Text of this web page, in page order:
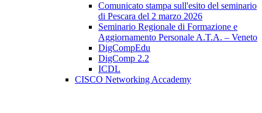
Comunicato stampa sull'esito del seminario
di Pescara del 2 marzo 2026
Seminario Regionale di Formazione e
Aggiornamento Personale A.T.A. – Veneto
DigCompEdu
DigComp 2.2
ICDL
CISCO Networking Accademy